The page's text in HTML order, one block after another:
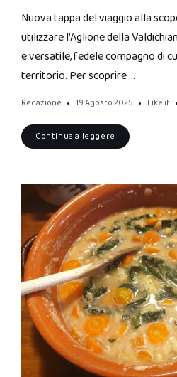
Nuova tappa del viaggio alla
utilizzare l’Aglione della
e versatile, fedele compagno di
territorio. Per scoprire …
Redazione 19 Agosto 2025 Like it
Continua a leggere